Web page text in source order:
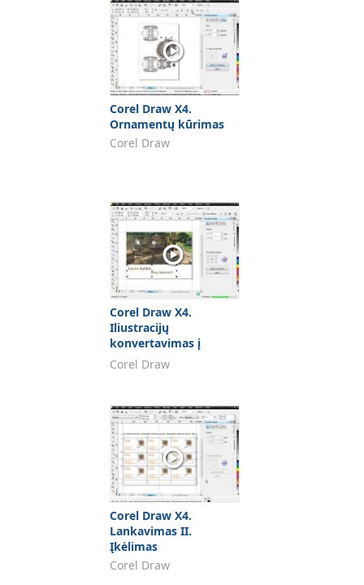
Corel Draw X4.
Ornamentų kūrimas
Corel Draw
Corel Draw X4.
Iliustracijų
konvertavimas į
BITMAP formatą
Corel Draw
Corel Draw X4.
Lankavimas II.
Įkėlimas
Corel Draw